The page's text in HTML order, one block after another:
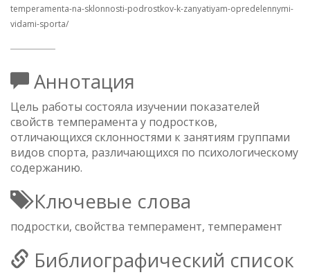
temperamenta-na-sklonnosti-podrostkov-k-zanyatiyam-opredelennymi-
vidami-sporta/
Аннотация
Цель работы состояла изучении показателей
свойств темперамента у подростков,
отличающихся склонностями к занятиям группами
видов спорта, различающихся по психологическому
содержанию.
Ключевые слова
подростки, свойства темперамент, темперамент
Библиографический список